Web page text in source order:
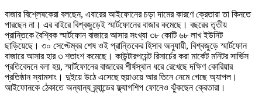
বাজার বিশ্লেষকেরা বলছেন, এবারের আইফোনের চড়া দামের কারণে ক্রেতারা তা কিনতে
পারছেন না। এর বাইরে বিশ্বজুড়েই স্মার্টফোনের বাজার কমেছে। বছরের তৃতীয়
প্রান্তিকে বৈশ্বিক স্মার্টফোন বাজারে আসার সংখ্যা ৩৮ কোটি ৬৮ লাখ ইউনিট
ছাড়িয়েছে। ৩০ সেপ্টেম্বর শেষ ওই প্রান্তিকের হিসাব অনুযায়ী, বিশ্বজুড়ে স্মার্টফোন
বাজারে আসার হার ৩ শতাংশ কমেছে। কাউন্টারপয়েন্ট রিসার্চের করা মার্কেট মনিটর সার্ভিস
প্রতিবেদনে বলা হয়, স্মার্টফোনের বাজারের শীর্ষস্থান ধরে রেখেছে দক্ষিণ কোরিয়ার
প্রতিষ্ঠান স্যামসাং। দুইয়ে উঠে এসেছে হুয়াওয়ে আর তিনে নেমে গেছে অ্যাপল।
আইফোনকে ঠেকাতে অন্যান্য ব্র্যান্ডের ফ্ল্যাগশিপ ফোনেও ঝুঁকছেন ক্রেতারা।